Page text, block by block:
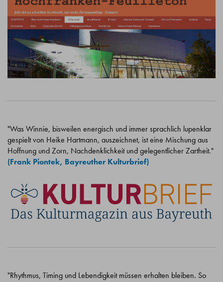
"Was Winnie, bisweilen energisch und immer sprachlich lupenklar
gespielt von Heike Hartmann, auszeichnet, ist eine Mischung aus
Hoffnung und Zorn, Nachdenklichkeit und gelegentlicher Zartheit."
(Frank Piontek, Bayreuther Kulturbrief)
"Rhythmus, Timing und Lebendigkeit müssen erhalten bleiben. So